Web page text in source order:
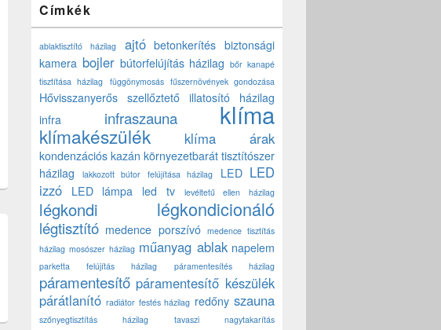
Címkék
ablaktisztító házilag ajtó betonkerítés biztonsági
kamera bojler bútorfelújítás házilag bőr kanapé
tisztítása házilag függönymosás fűszernövények gondozása
Hővisszanyerős szellőztető illatosító házilag
infra
infraszauna klíma
klímakészülék klíma árak
kondenzációs kazán környezetbarát tisztítószer
házilag
lakkozott bútor felújítása házilag LED LED
izzó
LED lámpa led tv levéltetű ellen házilag
légkondi légkondicionáló
légtisztító medence porszívó medence tisztítás
házilag mosószer házilag műanyag ablak napelem
parketta felújítás házilag páramentesítés házilag
páramentesítő páramentesítő készülék
párátlanító radiátor festés házilag redőny szauna
szőnyegtisztítás házilag tavaszi nagytakarítás